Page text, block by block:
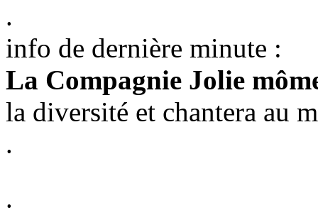
.
info de dernière minute :
La Compagnie Jolie
la diversité et chantera au
.
.